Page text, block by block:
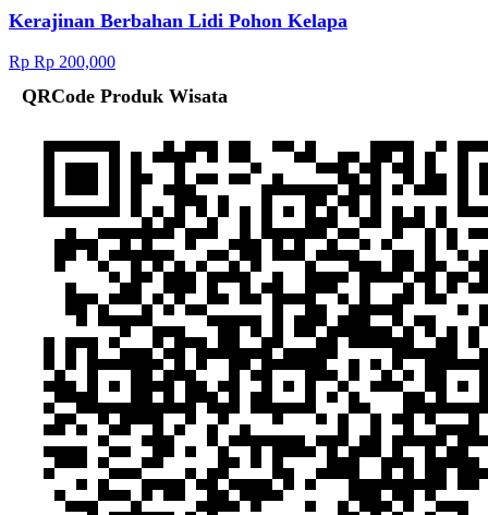
Kerajinan Berbahan Lidi Pohon Kelapa
Rp Rp 200,000
QRCode Produk Wisata